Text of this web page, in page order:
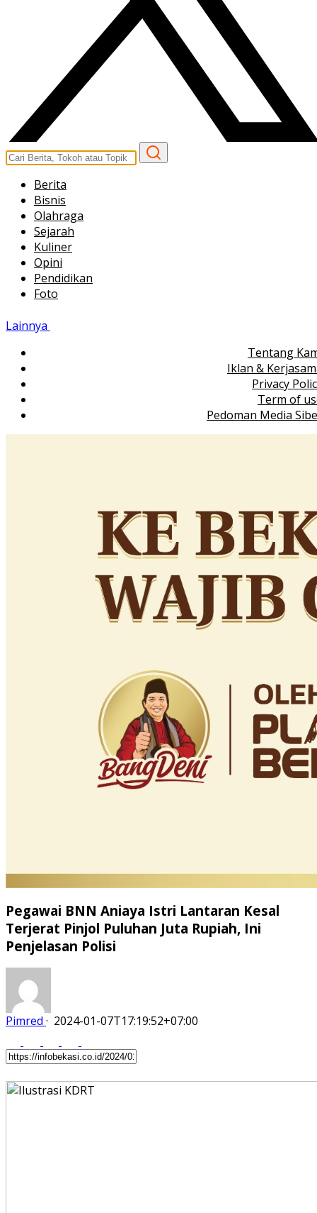
Berita
Bisnis
Olahraga
Sejarah
Kuliner
Opini
Pendidikan
Foto
Lainnya
Tentang
Iklan &
Privacy
Term of
Pedoman Media
Pegawai BNN Aniaya Istri Lantaran Kesal
Terjerat Pinjol Puluhan Juta Rupiah, Ini
Penjelasan Polisi
Pimred · 2024-01-07T17:19:52+07:00